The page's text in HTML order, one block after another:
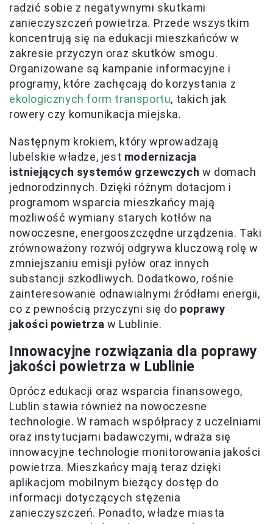
radzić sobie z negatywnymi skutkami
zanieczyszczeń powietrza. Przede wszystkim
koncentrują się na edukacji mieszkańców w
zakresie przyczyn oraz skutków smogu.
Organizowane są kampanie informacyjne i
programy, które zachęcają do korzystania z
ekologicznych form transportu, takich jak
rowery czy komunikacja miejska.
Następnym krokiem, który wprowadzają
lubelskie władze, jest modernizacja
istniejących systemów grzewczych w domach
jednorodzinnych. Dzięki różnym dotacjom i
programom wsparcia mieszkańcy mają
możliwość wymiany starych kotłów na
nowoczesne, energooszczędne urządzenia. Taki
zrównoważony rozwój odgrywa kluczową rolę w
zmniejszaniu emisji pyłów oraz innych
substancji szkodliwych. Dodatkowo, rośnie
zainteresowanie odnawialnymi źródłami energii,
co z pewnością przyczyni się do poprawy
jakości powietrza w Lublinie.
Innowacyjne rozwiązania dla poprawy
jakości powietrza w Lublinie
Oprócz edukacji oraz wsparcia finansowego,
Lublin stawia również na nowoczesne
technologie. W ramach współpracy z uczelniami
oraz instytucjami badawczymi, wdraża się
innowacyjne technologie monitorowania jakości
powietrza. Mieszkańcy mają teraz dzięki
aplikacjom mobilnym bieżący dostęp do
informacji dotyczących stężenia
zanieczyszczeń. Ponadto, władze miasta